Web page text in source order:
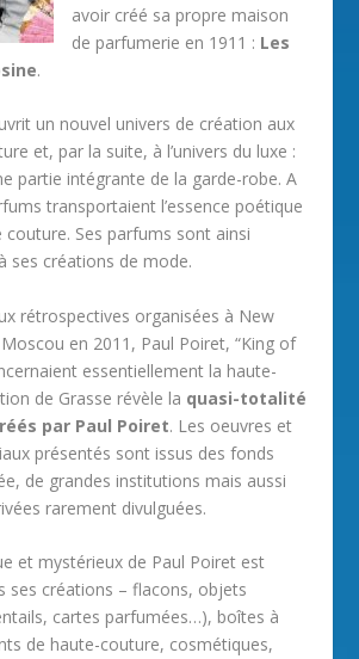
avoir créé sa propre maison
de parfumerie en 1911 : Les
.
un nouvel univers de création aux
et, par la suite, à l’univers du luxe :
partie intégrante de la garde-robe. A
transportaient l’essence poétique
couture. Ses parfums sont ainsi
ses créations de mode.
rétrospectives organisées à New
en 2011, Paul Poiret, “King of
essentiellement la haute-
de Grasse révèle la quasi-totalité
par Paul Poiret. Les oeuvres et
présentés sont issus des fonds
de grandes institutions mais aussi
rarement divulguées.
et mystérieux de Paul Poiret est
ses créations – flacons, objets
cartes parfumées…), boîtes à
de haute-couture, cosmétiques,